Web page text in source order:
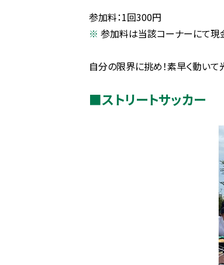
参加料：1回300円
参加料は当該コーナーにて現
自分の限界に挑め！素早く動いて
■ストリートサッカー